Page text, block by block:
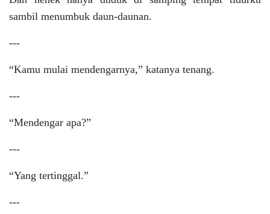
sambil menumbuk daun-daunan.
---
“Kamu mulai mendengarnya,” katanya tenang.
---
“Mendengar apa?”
---
“Yang tertinggal.”
---